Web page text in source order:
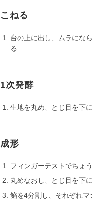
こねる
台の上に出し、ムラにな
る
1次発酵
生地を丸め、とじ目を下
成形
フィンガーテストでちょ
丸めなおし、とじ目を下
餡を4分割し、それぞれマ